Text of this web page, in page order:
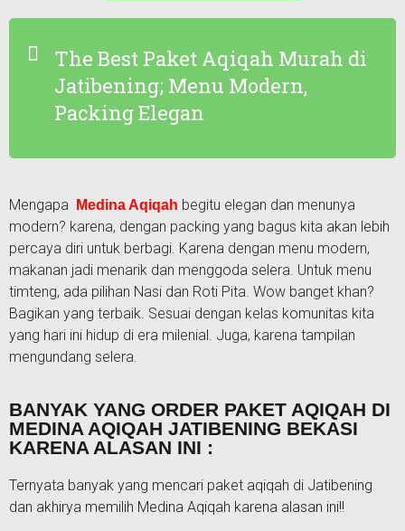
The Best Paket Aqiqah Murah di
Jatibening; Menu Modern,
Packing Elegan
Mengapa Medina Aqiqah begitu elegan dan menunya
modern? karena, dengan packing yang bagus kita akan lebih
percaya diri untuk berbagi. Karena dengan menu modern,
makanan jadi menarik dan menggoda selera. Untuk menu
timteng, ada pilihan Nasi dan Roti Pita. Wow banget khan?
Bagikan yang terbaik. Sesuai dengan kelas komunitas kita
yang hari ini hidup di era milenial. Juga, karena tampilan
mengundang selera.
BANYAK YANG ORDER PAKET AQIQAH DI
MEDINA AQIQAH JATIBENING BEKASI
KARENA ALASAN INI :
Ternyata banyak yang mencari paket aqiqah di Jatibening
dan akhirya memilih Medina Aqiqah karena alasan ini!!